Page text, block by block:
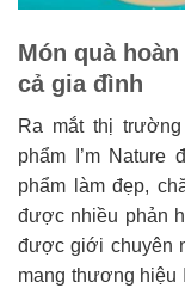
Món quà
cả gia đình
Ra mắt thị
phẩm I’m
phẩm làm đẹp,
được nhiều phản
được giới chuyên
mang thương hiệu